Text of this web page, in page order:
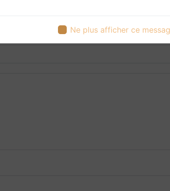
Ne plus afficher ce